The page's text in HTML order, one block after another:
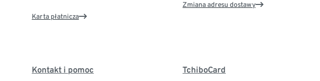
Karta płatnicza
Zmiana adresu dostawy
Kontakt i pomoc TchiboCard